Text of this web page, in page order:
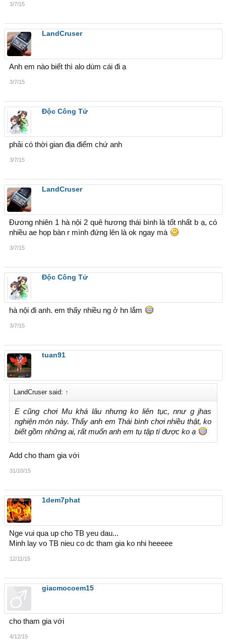
3/7/15
LandCruser
Anh em nào biết thì alo dùm cái đi ạ
3/7/15
Độc Công Tử
phải có thời gian địa điểm chứ anh
3/7/15
LandCruser
Đương nhiên 1 hà nội 2 quê hương thái bình là tốt nhất b ạ, có
nhiều ae họp bàn r mình đứng lên là ok ngay mà
3/7/15
Độc Công Tử
hà nội đi anh. em thấy nhiều ng ở hn lắm
3/7/15
tuan91
LandCruser said: ↑
E cũng chơi Mu khá lâu nhưng ko liên tục, nnư g jhas
nghiện món này. Thấy anh em Thái bình chơi nhiều thật, ko
biết gồm những ai, rất muốn anh em tụ tập tí được ko ạ
Add cho tham gia với
31/10/15
1dem7phat
Nge vui qua up cho TB yeu dau...
Minh lay vo TB nieu co dc tham gia ko nhi heeeee
12/11/15
giacmocoem15
cho tham gia với
4/12/15